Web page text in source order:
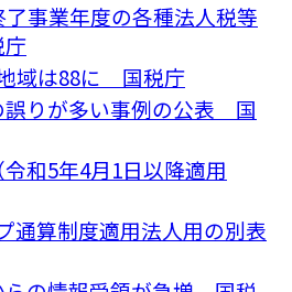
事業年度の各種法人税等
域は88に 国税庁
誤りが多い事例の公表 国
和5年4月1日以降適用
算制度適用法人用の別表